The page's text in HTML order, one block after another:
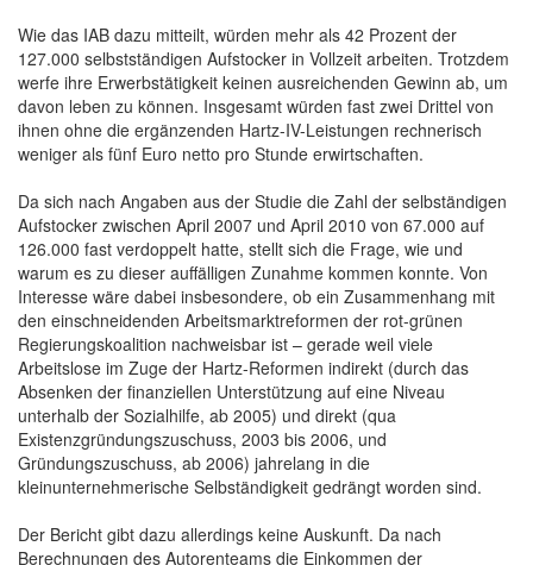
Wie das IAB dazu mitteilt, würden mehr als 42 Prozent der
127.000 selbstständigen Aufstocker in Vollzeit arbeiten. Trotzdem
werfe ihre Erwerbstätigkeit keinen ausreichenden Gewinn ab, um
davon leben zu können. Insgesamt würden fast zwei Drittel von
ihnen ohne die ergänzenden Hartz-IV-Leistungen rechnerisch
weniger als fünf Euro netto pro Stunde erwirtschaften.
Da sich nach Angaben aus der Studie die Zahl der selbständigen
Aufstocker zwischen April 2007 und April 2010 von 67.000 auf
126.000 fast verdoppelt hatte, stellt sich die Frage, wie und
warum es zu dieser auffälligen Zunahme kommen konnte. Von
Interesse wäre dabei insbesondere, ob ein Zusammenhang mit
den einschneidenden Arbeitsmarktreformen der rot-grünen
Regierungskoalition nachweisbar ist – gerade weil viele
Arbeitslose im Zuge der Hartz-Reformen indirekt (durch das
Absenken der finanziellen Unterstützung auf eine Niveau
unterhalb der Sozialhilfe, ab 2005) und direkt (qua
Existenzgründungszuschuss, 2003 bis 2006, und
Gründungszuschuss, ab 2006) jahrelang in die
kleinunternehmerische Selbständigkeit gedrängt worden sind.
Der Bericht gibt dazu allerdings keine Auskunft. Da nach
Berechnungen des Autorenteams die Einkommen der